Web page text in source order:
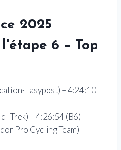
2025
6 – Top
Easypost) – 4:24:10
Trek) – 4:26:54 (B6)
Pro Cycling Team) –